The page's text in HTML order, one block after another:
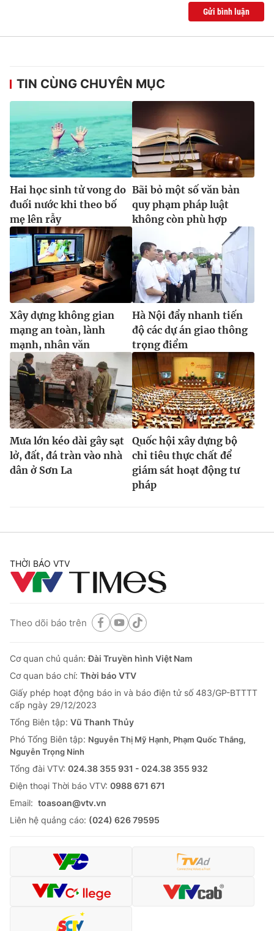
Gửi bình luận
TIN CÙNG CHUYÊN MỤC
Hai học sinh tử vong do
đuối nước khi theo bố
mẹ lên rẫy
Bãi bỏ một số văn bản
quy phạm pháp luật
không còn phù hợp
Xây dựng không gian
mạng an toàn, lành
mạnh, nhân văn
Hà Nội đẩy nhanh tiến
độ các dự án giao thông
trọng điểm
Mưa lớn kéo dài gây sạt
lở, đất, đá tràn vào nhà
dân ở Sơn La
Quốc hội xây dựng bộ
chỉ tiêu thực chất để
giám sát hoạt động tư
pháp
THỜI BÁO VTV
Theo dõi báo trên
Cơ quan chủ quản:Đài Truyền hình Việt Nam
Cơ quan báo chí: Thời báo VTV
Giấy phép hoạt động báo in và báo điện tử số 483/GP-BTTTT
cấp ngày 29/12/2023
Tổng Biên tập: Vũ Thanh Thủy
Phó Tổng Biên tập: Nguyễn Thị Mỹ Hạnh, Phạm Quốc Thắng,
Nguyễn Trọng Ninh
Tổng đài VTV: 024.38 355 931 - 024.38 355 932
Ðiện thoại Thời báo VTV: 0988 671 671
Email: toasoan@vtv.vn
Liên hệ quảng cáo: (024) 626 79595